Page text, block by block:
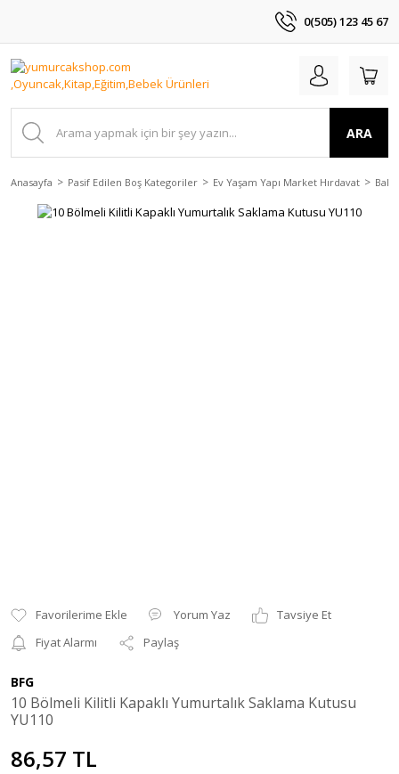
0(505) 123 45 67
ARA
Anasayfa Pasif Edilen Boş Kategoriler Ev Yaşam Yapı Market Hırdavat
Yorum Yaz
Tavsiye Et
Fiyat Alarmı
Paylaş
BFG
10 Bölmeli Kilitli Kapaklı Yumurtalık Saklama Kutusu
YU110
86,57 TL